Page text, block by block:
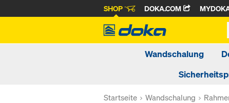
SHOP DOKA.COM
Wandschalung
Startseite Wandschalung